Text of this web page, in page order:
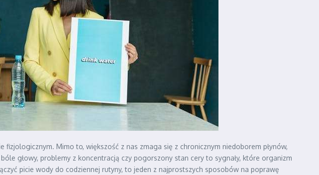
Mimo to, większość z nas zmaga się z chronicznym niedoborem płynów,
głowy, problemy z koncentracją czy pogorszony stan cery to sygnały, które organizm
picie wody do codziennej rutyny, to jeden z najprostszych sposobów na poprawę